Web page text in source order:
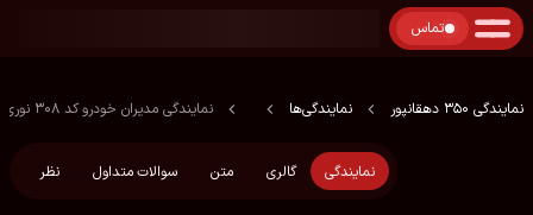
تماس
نمایندگی 350 دهقانپور نمایندگی‌ها نمایندگی مدیران خودرو کد ۳۰۸ نوری - گناباد بلوار امام رضا
نمایندگی گالری متن سوالات متداول نظر